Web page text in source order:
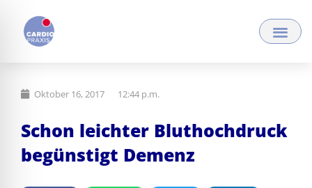
Inhalt
springen
Oktober 16, 2017 12:44 p.m.
Schon leichter Bluthochdruck
begünstigt Demenz